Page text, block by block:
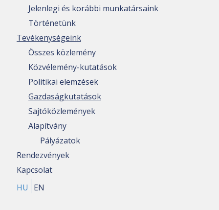
Jelenlegi és korábbi munkatársaink
Történetünk
Tevékenységeink
Összes közlemény
Közvélemény-kutatások
Politikai elemzések
Gazdaságkutatások
Sajtóközlemények
Alapítvány
Pályázatok
Rendezvények
Kapcsolat
HU
EN